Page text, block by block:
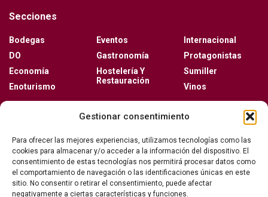
Gestionar consentimiento
Para ofrecer las mejores experiencias, utilizamos tecnologías como las
cookies para almacenar y/o acceder a la información del dispositivo. El
consentimiento de estas tecnologías nos permitirá procesar datos como
el comportamiento de navegación o las identificaciones únicas en este
sitio. No consentir o retirar el consentimiento, puede afectar
negativamente a ciertas características y funciones.
Secciones
Bodegas
DO
Economía
Enoturismo
Eventos
Gastronomía
Hostelería Y
Restauración
Internacional
Protagonistas
Sumiller
Vinos
Vino y verano: la guía para disfrutar de las copas
más frescas de la temporada
Ribera del Duero y Seminci renuevan su alianza